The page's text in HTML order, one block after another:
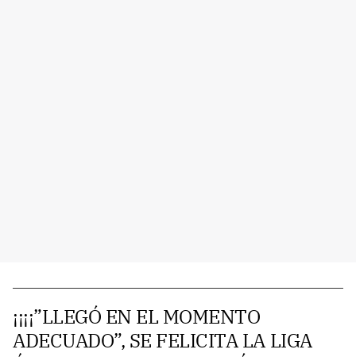
¡¡¡¡”LLEGÓ EN EL MOMENTO
ADECUADO”, SE FELICITA LA LIGA